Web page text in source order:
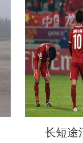
长短途